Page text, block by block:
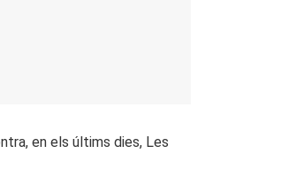
en els últims dies, Les